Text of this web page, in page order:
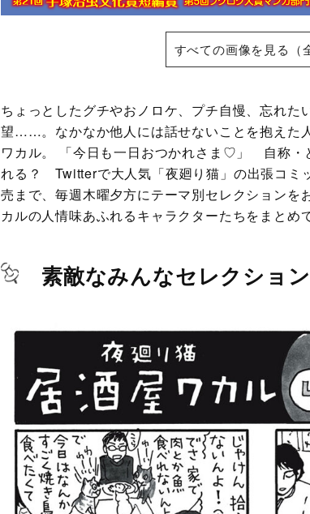
すべての画像を見る（
ちょっとしたグチやおノロケ、プチ自慢、忘れた
望……。なかなか他人には話せないことを抱えた
ワカル。 「今日も一日おつかれさま♡」 自称・
れる？ Twitterで大人気「夜廻り猫」の出張コミ
売まで、毎週木曜夕方にテーマ別セレクション
カルの人情味あふれるキャラクターたちをまとめ
素敵なみんなセレクショ